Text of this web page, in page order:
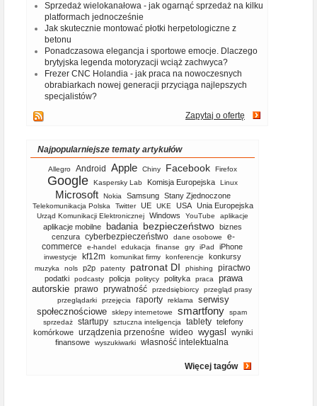
Sprzedaż wielokanałowa - jak ogarnąć sprzedaż na kilku
platformach jednocześnie
Jak skutecznie montować płotki herpetologiczne z
betonu
Ponadczasowa elegancja i sportowe emocje. Dlaczego
brytyjska legenda motoryzacji wciąż zachwyca?
Frezer CNC Holandia - jak praca na nowoczesnych
obrabiarkach nowej generacji przyciąga najlepszych
specjalistów?
Zapytaj o ofertę
Najpopularniejsze tematy artykułów
Allegro Android Apple Chiny Facebook Firefox
Google Kaspersky Lab Komisja Europejska Linux
Microsoft Nokia Samsung Stany Zjednoczone
Telekomunikacja Polska Twitter UE UKE USA Unia Europejska
Urząd Komunikacji Elektronicznej Windows YouTube aplikacje
aplikacje mobilne badania bezpieczeństwo biznes
cenzura cyberbezpieczeństwo dane osobowe
e-
commerce
e-handel edukacja finanse gry iPad iPhone
inwestycje kf12m komunikat firmy konferencje konkursy
muzyka nols p2p patenty patronat DI phishing piractwo
podatki podcasty policja politycy polityka praca
prawa
autorskie prawo prywatność przedsiębiorcy
przegląd prasy
przeglądarki
przejęcia raporty reklama
serwisy
społecznościowe
sklepy internetowe smartfony
spam
sprzedaż
startupy sztuczna inteligencja tablety telefony
komórkowe
urządzenia przenośne wideo wygasl
wyniki
finansowe
wyszukiwarki własność intelektualna
Więcej tagów